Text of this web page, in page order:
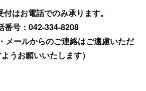
はお電話でのみ承ります。
番号：042-334-8208
メールからのご連絡はご遠慮いただ
うお願いいたします）